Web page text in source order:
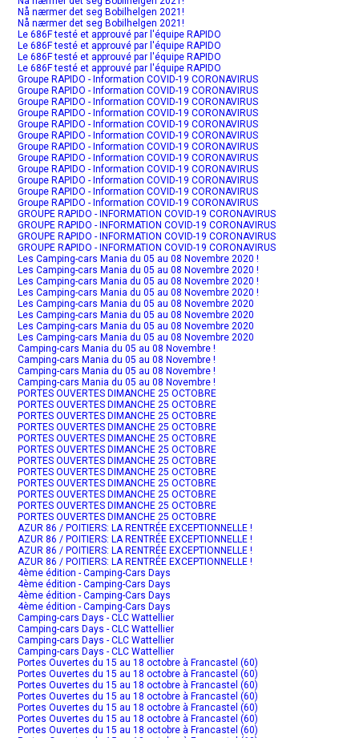
Nå nærmer det seg Bobilhelgen 2021!
Nå nærmer det seg Bobilhelgen 2021!
Le 686F testé et approuvé par l'équipe RAPIDO
Le 686F testé et approuvé par l'équipe RAPIDO
Le 686F testé et approuvé par l'équipe RAPIDO
Le 686F testé et approuvé par l'équipe RAPIDO
Groupe RAPIDO - Information COVID-19 CORONAVIRUS
Groupe RAPIDO - Information COVID-19 CORONAVIRUS
Groupe RAPIDO - Information COVID-19 CORONAVIRUS
Groupe RAPIDO - Information COVID-19 CORONAVIRUS
Groupe RAPIDO - Information COVID-19 CORONAVIRUS
Groupe RAPIDO - Information COVID-19 CORONAVIRUS
Groupe RAPIDO - Information COVID-19 CORONAVIRUS
Groupe RAPIDO - Information COVID-19 CORONAVIRUS
Groupe RAPIDO - Information COVID-19 CORONAVIRUS
Groupe RAPIDO - Information COVID-19 CORONAVIRUS
Groupe RAPIDO - Information COVID-19 CORONAVIRUS
Groupe RAPIDO - Information COVID-19 CORONAVIRUS
GROUPE RAPIDO - INFORMATION COVID-19 CORONAVIRUS
GROUPE RAPIDO - INFORMATION COVID-19 CORONAVIRUS
GROUPE RAPIDO - INFORMATION COVID-19 CORONAVIRUS
GROUPE RAPIDO - INFORMATION COVID-19 CORONAVIRUS
Les Camping-cars Mania du 05 au 08 Novembre 2020 !
Les Camping-cars Mania du 05 au 08 Novembre 2020 !
Les Camping-cars Mania du 05 au 08 Novembre 2020 !
Les Camping-cars Mania du 05 au 08 Novembre 2020 !
Les Camping-cars Mania du 05 au 08 Novembre 2020
Les Camping-cars Mania du 05 au 08 Novembre 2020
Les Camping-cars Mania du 05 au 08 Novembre 2020
Les Camping-cars Mania du 05 au 08 Novembre 2020
Camping-cars Mania du 05 au 08 Novembre !
Camping-cars Mania du 05 au 08 Novembre !
Camping-cars Mania du 05 au 08 Novembre !
Camping-cars Mania du 05 au 08 Novembre !
PORTES OUVERTES DIMANCHE 25 OCTOBRE
PORTES OUVERTES DIMANCHE 25 OCTOBRE
PORTES OUVERTES DIMANCHE 25 OCTOBRE
PORTES OUVERTES DIMANCHE 25 OCTOBRE
PORTES OUVERTES DIMANCHE 25 OCTOBRE
PORTES OUVERTES DIMANCHE 25 OCTOBRE
PORTES OUVERTES DIMANCHE 25 OCTOBRE
PORTES OUVERTES DIMANCHE 25 OCTOBRE
PORTES OUVERTES DIMANCHE 25 OCTOBRE
PORTES OUVERTES DIMANCHE 25 OCTOBRE
PORTES OUVERTES DIMANCHE 25 OCTOBRE
PORTES OUVERTES DIMANCHE 25 OCTOBRE
AZUR 86 / POITIERS: LA RENTRÉE EXCEPTIONNELLE !
AZUR 86 / POITIERS: LA RENTRÉE EXCEPTIONNELLE !
AZUR 86 / POITIERS: LA RENTRÉE EXCEPTIONNELLE !
AZUR 86 / POITIERS: LA RENTRÉE EXCEPTIONNELLE !
4ème édition - Camping-Cars Days
4ème édition - Camping-Cars Days
4ème édition - Camping-Cars Days
4ème édition - Camping-Cars Days
Camping-cars Days - CLC Wattellier
Camping-cars Days - CLC Wattellier
Camping-cars Days - CLC Wattellier
Camping-cars Days - CLC Wattellier
Portes Ouvertes du 15 au 18 octobre à Francastel (60)
Portes Ouvertes du 15 au 18 octobre à Francastel (60)
Portes Ouvertes du 15 au 18 octobre à Francastel (60)
Portes Ouvertes du 15 au 18 octobre à Francastel (60)
Portes Ouvertes du 15 au 18 octobre à Francastel (60)
Portes Ouvertes du 15 au 18 octobre à Francastel (60)
Portes Ouvertes du 15 au 18 octobre à Francastel (60)